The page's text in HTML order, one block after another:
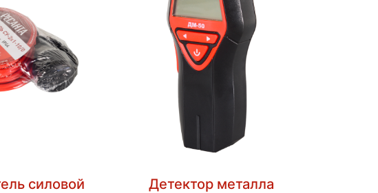
силовой
Детектор металла